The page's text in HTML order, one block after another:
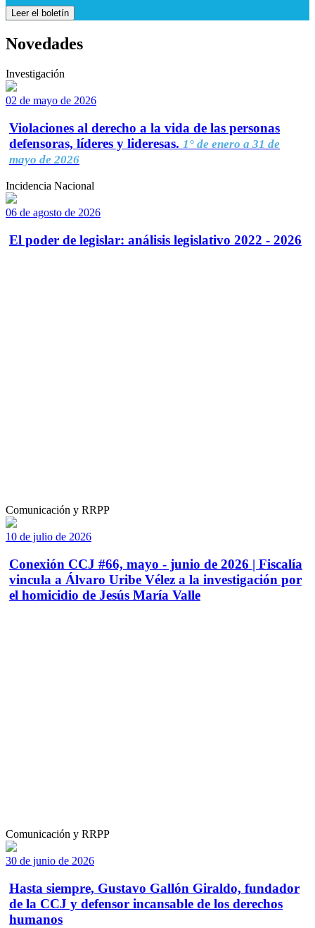
Leer el boletín
Novedades
Investigación
02 de mayo de 2026
Violaciones al derecho a la vida de las personas
defensoras, líderes y lideresas. 1° de enero a 31 de
mayo de 2026
Incidencia Nacional
06 de agosto de 2026
El poder de legislar: análisis legislativo 2022 - 2026
Comunicación y RRPP
10 de julio de 2026
Conexión CCJ #66, mayo - junio de 2026 | Fiscalía
vincula a Álvaro Uribe Vélez a la investigación por
el homicidio de Jesús María Valle
Comunicación y RRPP
30 de junio de 2026
Hasta siempre, Gustavo Gallón Giraldo, fundador
de la CCJ y defensor incansable de los derechos
humanos